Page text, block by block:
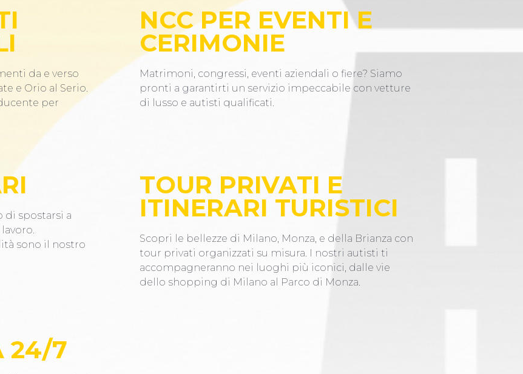
da e verso
e Orio al Serio.
per
NCC PER EVENTI E
CERIMONIE
Matrimoni, congressi, eventi aziendali o fiere? Siamo
pronti a garantirti un servizio impeccabile con vetture
di lusso e autisti qualificati.
di spostarsi a
sono il nostro
TOUR PRIVATI E
ITINERARI TURISTICI
Scopri le bellezze di Milano, Monza, e della Brianza con
tour privati organizzati su misura. I nostri autisti ti
accompagneranno nei luoghi più iconici, dalle vie
dello shopping di Milano al Parco di Monza.
24/7